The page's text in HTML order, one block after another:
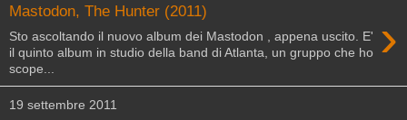
Mastodon, The Hunter (2011) ›
Sto ascoltando il nuovo album dei Mastodon , appena uscito. E'
il quinto album in studio della band di Atlanta, un gruppo che ho
scope...
19 settembre 2011